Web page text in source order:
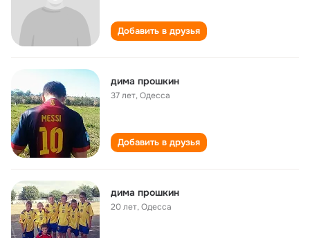
Добавить в друзья
дима прошкин
37 лет,Одесса
Добавить в друзья
дима прошкин
20 лет,Одесса